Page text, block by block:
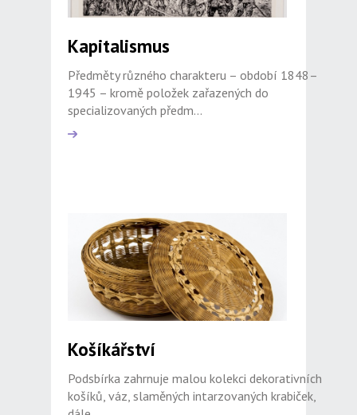
Kapitalismus
Předměty různého charakteru – období 1848–
1945 – kromě položek zařazených do
specializovaných předm...
Košíkářství
Podsbírka zahrnuje malou kolekci dekorativních
košíků, váz, slaměných intarzovaných krabiček,